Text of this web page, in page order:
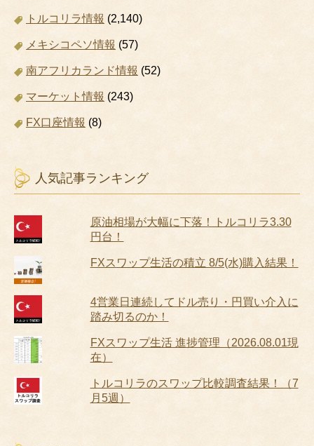
トルコリラ情報 (2,140)
メキシコペソ情報 (57)
南アフリカランド情報 (52)
マーケット情報 (243)
FX口座情報 (8)
人気記事ランキング
原油相場が大幅に下落！トルコリラ3.30
円台！
FXスワップ生活の積立 8/5(水)購入結果！
4営業日連続してドル売り・円買い介入に
踏み切るのか！
FXスワップ生活 進捗管理（2026.08.01現
在）
トルコリラのスワップ比較調査結果！（7
月5週）